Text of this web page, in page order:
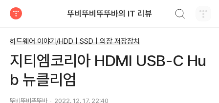
뚜비뚜비뚜뚜바의 IT 리뷰
하드웨어 이야기/HDD | SSD | 외장 저장장치
지티엠코리아 HDMI USB-C Hu
b 뉴클리엄
뚜비뚜비뚜뚜바 2022. 12. 17. 22:40